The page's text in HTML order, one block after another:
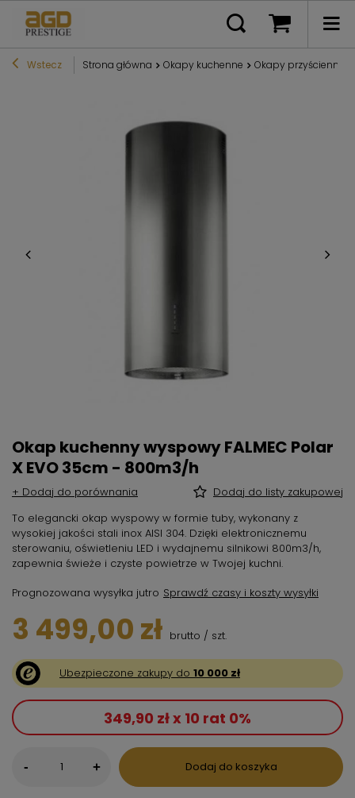
Wstecz Strona główna Okapy kuchenne Okapy przyścienne
Okap kuchenny wyspowy FALMEC Polar
X EVO 35cm - 800m3/h
+ Dodaj do porównania
Dodaj do listy zakupowej
To elegancki okap wyspowy w formie tuby, wykonany z
wysokiej jakości stali inox AISI 304. Dzięki elektronicznemu
sterowaniu, oświetleniu LED i wydajnemu silnikowi 800m3/h,
zapewnia świeże i czyste powietrze w Twojej kuchni.
Prognozowana wysyłka jutro Sprawdź czasy i koszty wysyłki
3 499,00 zł brutto / szt.
Ubezpieczone zakupy do 10 000 zł
349,90 zł x 10 rat 0%
- + Dodaj do koszyka